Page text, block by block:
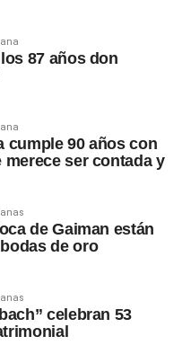
87 años don
cumple 90 años con
ser contada y
de Gaiman están
de oro
celebran 53